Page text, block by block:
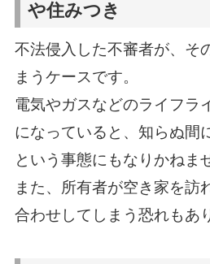
や住みつき
不法侵入した不審者が、そ
まうケースです。
電気やガスなどのライフラ
になっていると、知らぬ間
という事態にもなりかねま
また、所有者が空き家を訪
合わせしてしまう恐れもあ